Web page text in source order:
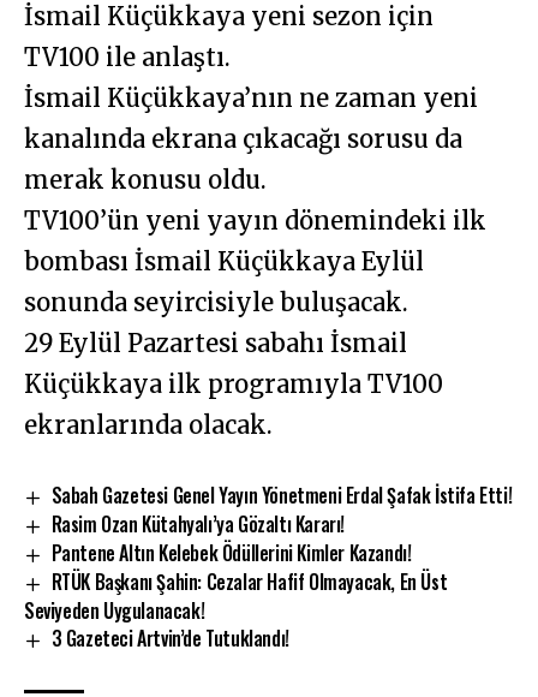
İsmail Küçükkaya yeni sezon için
TV100 ile anlaştı.
İsmail Küçükkaya’nın ne zaman yeni
kanalında ekrana çıkacağı sorusu da
merak konusu oldu.
TV100’ün yeni yayın dönemindeki ilk
bombası İsmail Küçükkaya Eylül
sonunda seyircisiyle buluşacak.
29 Eylül Pazartesi sabahı İsmail
Küçükkaya ilk programıyla TV100
ekranlarında olacak.
Sabah Gazetesi Genel Yayın Yönetmeni Erdal Şafak İstifa Etti!
Rasim Ozan Kütahyalı’ya Gözaltı Kararı!
Pantene Altın Kelebek Ödüllerini Kimler Kazandı!
RTÜK Başkanı Şahin: Cezalar Hafif Olmayacak, En Üst
Seviyeden Uygulanacak!
3 Gazeteci Artvin’de Tutuklandı!